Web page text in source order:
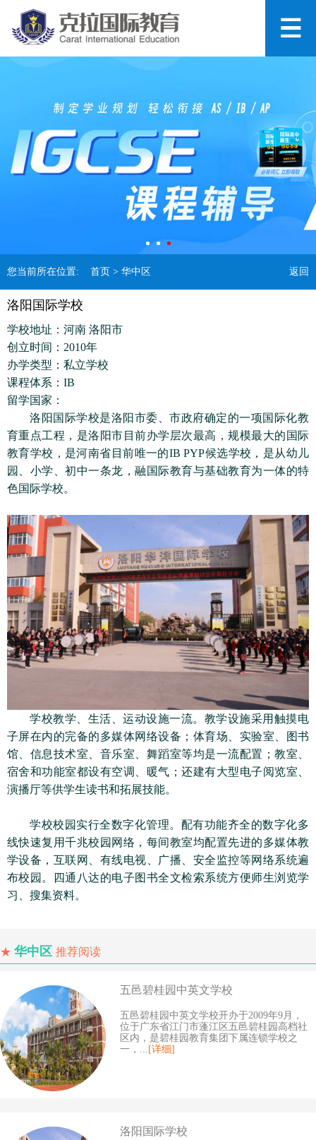
您当前所在位置: 首页 > 华中区 返回
洛阳国际学校
学校地址：河南 洛阳市
创立时间：2010年
办学类型：私立学校
课程体系：IB
留学国家：
洛阳国际学校是洛阳市委、市政府确定的一项国际化教
育重点工程，是洛阳市目前办学层次最高，规模最大的国际
教育学校，是河南省目前唯一的IB PYP候选学校，是从幼儿
园、小学、初中一条龙，融国际教育与基础教育为一体的特
色国际学校。
学校教学、生活、运动设施一流。教学设施采用触摸电
子屏在内的完备的多媒体网络设备；体育场、实验室、图书
馆、信息技术室、音乐室、舞蹈室等均是一流配置；教室、
宿舍和功能室都设有空调、暖气；还建有大型电子阅览室、
演播厅等供学生读书和拓展技能。
学校校园实行全数字化管理。配有功能齐全的数字化多
线快速复用千兆校园网络，每间教室均配置先进的多媒体教
学设备，互联网、有线电视、广播、安全监控等网络系统遍
布校园。四通八达的电子图书全文检索系统方便师生浏览学
习、搜集资料。
★ 华中区 推荐阅读
五邑碧桂园中英文学校
五邑碧桂园中英文学校开办于2009年9月，
位于广东省江门市蓬江区五邑碧桂园高档社
区内，是碧桂园教育集团下属连锁学校之
一，...
[详细]
洛阳国际学校